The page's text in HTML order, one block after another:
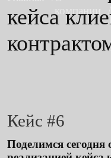
кейса
Кейс #6
Поделимся